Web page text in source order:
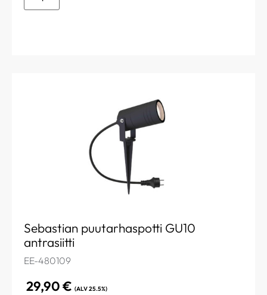
Sebastian puutarhaspotti GU10
antrasiitti
EE-480109
29,90€ (ALV 25.5%)